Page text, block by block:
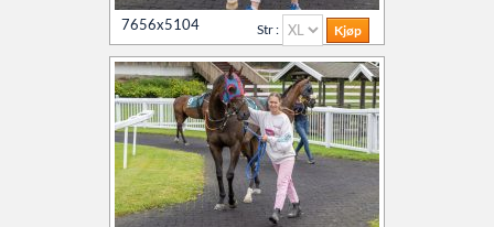
7656x5104 Str :